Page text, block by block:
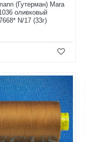
(Гутерман) Mara
оливковый
N/17 (33г)